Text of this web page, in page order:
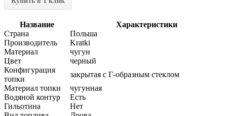
Название
Характеристики
Страна
Польша
Производитель
Kratki
Материал
чугун
Цвет
черный
Конфигурация
топки
закрытая с Г-образным стеклом
Материал топки
чугунная
Водяной контур
Есть
Гильотина
Нет